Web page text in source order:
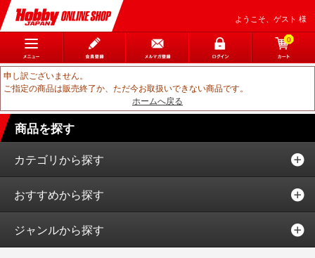
ようこそ、ゲスト 様
0
申し訳ございません。
ご指定の商品は販売終了か、ただ今お取扱いできない商品です。
ホームへ戻る
商品を探す
カテゴリから探す
おすすめから探す
ジャンルから探す